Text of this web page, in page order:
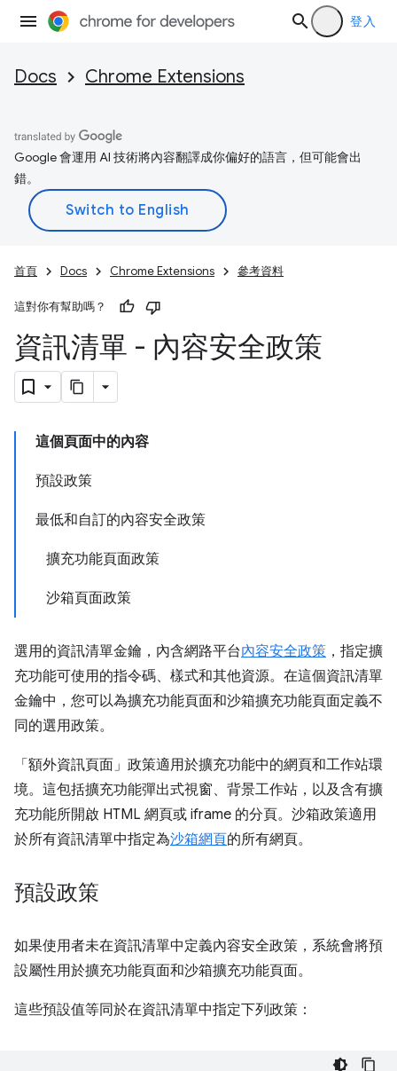
登入
Docs Chrome Extensions
Google 會運用 AI 技術將內容翻譯成你偏好的語言，但可能會出
錯。
首頁 Docs Chrome Extensions 參考資料
這對你有幫助嗎？
資訊清單 - 內容安全政策
這個頁面中的內容
預設政策
最低和自訂的內容安全政策
擴充功能頁面政策
沙箱頁面政策
選用的資訊清單金鑰，內含網路平台內容安全政策 ，指定擴
充功能可使用的指令碼、樣式和其他資源。在這個資訊清單
金鑰中，您可以為擴充功能頁面和沙箱擴充功能頁面定義不
同的選用政策。
「額外資訊頁面」政策適用於擴充功能中的網頁和工作站環
境。這包括擴充功能彈出式視窗、背景工作站，以及含有擴
充功能所開啟 HTML 網頁或 iframe 的分頁。沙箱政策適用
於所有資訊清單中指定為沙箱網頁的所有網頁。
預設政策
如果使用者未在資訊清單中定義內容安全政策，系統會將預
設屬性用於擴充功能頁面和沙箱擴充功能頁面。
這些預設值等同於在資訊清單中指定下列政策：